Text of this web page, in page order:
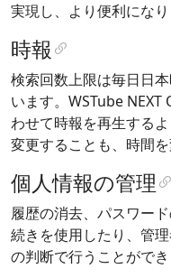
実現し、より便利にな
時報
検索回数上限は毎日日
います。WSTube
わせて時報を再生する
変更することも、時間
個人情報の管理
履歴の消去、パスワー
続きを使用したり、管
の判断で行うことができ